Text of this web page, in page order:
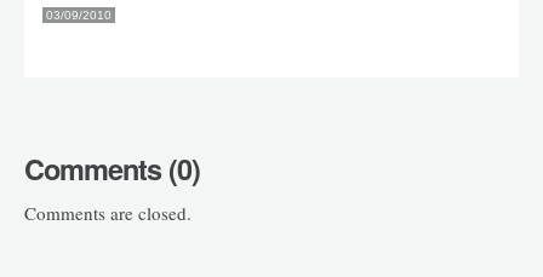
03/09/2010
Comments (0)
Comments are closed.